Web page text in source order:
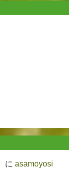
に asamoyosi